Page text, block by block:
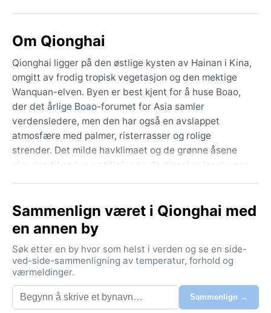
Om Qionghai
Qionghai ligger på den østlige kysten av Hainan i Kina,
omgitt av frodig tropisk vegetasjon og den mektige
Wanquan-elven. Byen er best kjent for å huse Boao,
der det årlige Boao-forumet for Asia samler
verdensledere, men den har også en avslappet
atmosfære med palmer, risterrasser og rolige
strender. Det milde havklimaet og de grønne åsene
gjør den til en lun og tiltalende destinasjon langt unna
tydelige årstider preget av regn og tørke. Somrene er
varme og fuktige, med temperaturer rundt 28–33 °C
og kraftige monsunbyger fra mai til oktober. Vintrene
er behagelig tørre og litt kjøligere, rundt 18–25 °C, og
luftfuktigheten holder seg høy året rundt. Pakk lette
bomullsklær, regnjakke og solkrem – paraply er
uunnværlig om sommeren, mens et tynt sjal kan være
Sammenlign været i Qionghai med
en annen by
Søk etter en by hvor som helst i verden og se en side-
ved-side-sammenligning av temperatur, forhold og
værmeldinger.
Sammenlign →